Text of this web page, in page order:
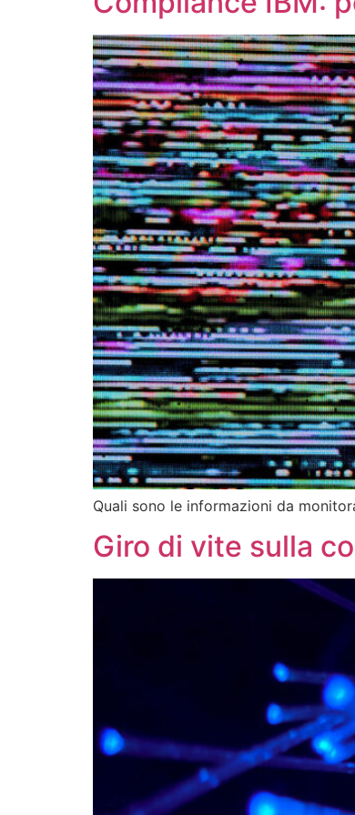
Quali sono le informazioni da
Giro di vite sulla